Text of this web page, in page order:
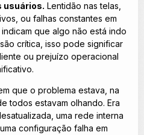
usuários. Lentidão nas telas,
ou falhas constantes em
que algo não está indo
crítica, isso pode significar
ou prejuízo operacional
que o problema estava, na
todos estavam olhando. Era
uma rede interna
configuração falha em